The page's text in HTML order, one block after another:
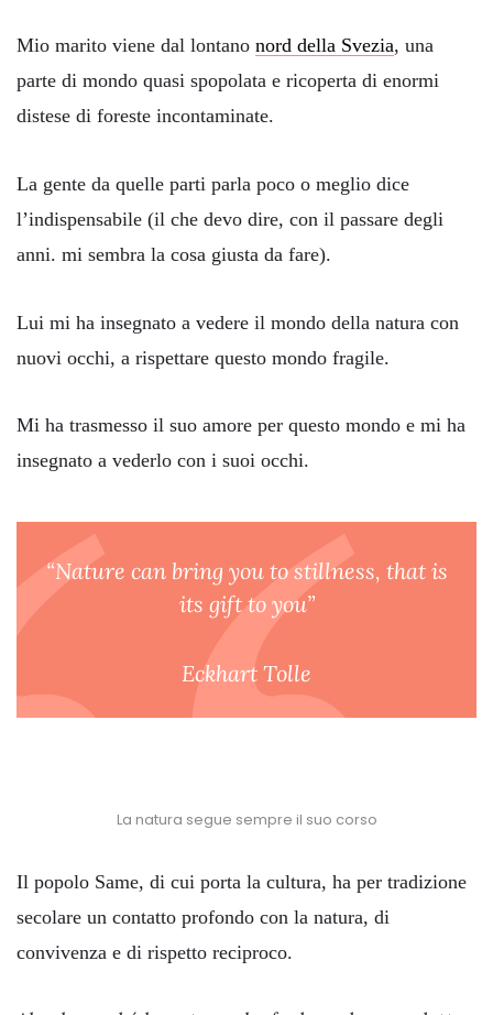
Mio marito viene dal lontano nord della Svezia, una
parte di mondo quasi spopolata e ricoperta di enormi
distese di foreste incontaminate.
La gente da quelle parti parla poco o meglio dice
l’indispensabile (il che devo dire, con il passare degli
anni. mi sembra la cosa giusta da fare).
Lui mi ha insegnato a vedere il mondo della natura con
nuovi occhi, a rispettare questo mondo fragile.
Mi ha trasmesso il suo amore per questo mondo e mi ha
insegnato a vederlo con i suoi occhi.
“Nature can bring you to stillness, that is
its gift to you”
Eckhart Tolle
La natura segue sempre il suo corso
Il popolo Same, di cui porta la cultura, ha per tradizione
secolare un contatto profondo con la natura, di
convivenza e di rispetto reciproco.